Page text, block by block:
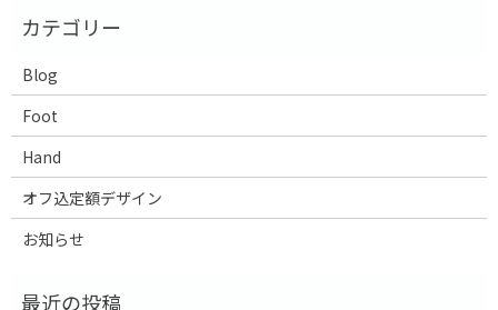
Blog
Foot
Hand
オフ込定額デザイン
お知らせ